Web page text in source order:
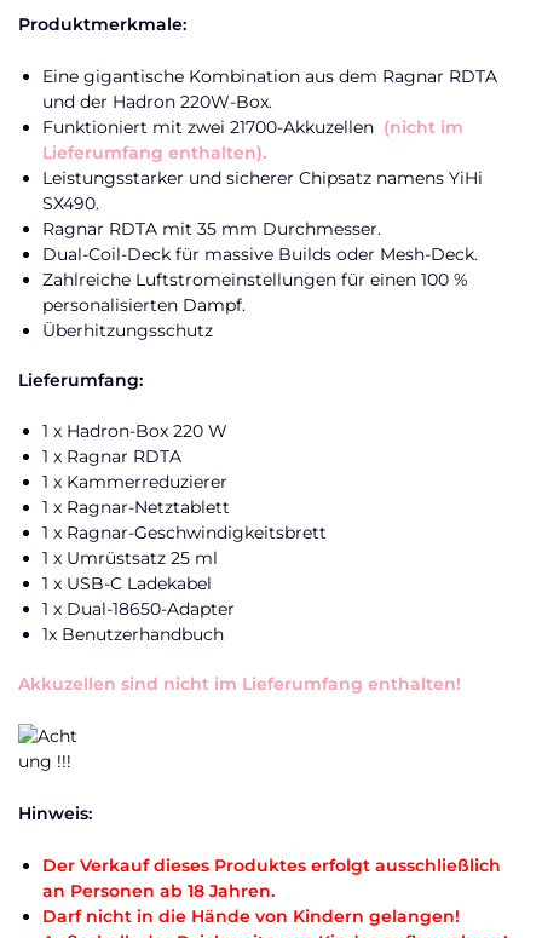
Produktmerkmale:
Eine gigantische Kombination aus dem Ragnar RDTA
und der Hadron 220W-Box.
Funktioniert mit zwei 21700-Akkuzellen (nicht im
Lieferumfang enthalten).
Leistungsstarker und sicherer Chipsatz namens YiHi
SX490.
Ragnar RDTA mit 35 mm Durchmesser.
Dual-Coil-Deck für massive Builds oder Mesh-Deck.
Zahlreiche Luftstromeinstellungen für einen 100 %
personalisierten Dampf.
Überhitzungsschutz
Lieferumfang:
1 x Hadron-Box 220 W
1 x Ragnar RDTA
1 x Kammerreduzierer
1 x Ragnar-Netztablett
1 x Ragnar-Geschwindigkeitsbrett
1 x Umrüstsatz 25 ml
1 x USB-C Ladekabel
1 x Dual-18650-Adapter
1x Benutzerhandbuch
Akkuzellen sind nicht im Lieferumfang enthalten!
Hinweis:
Der Verkauf dieses Produktes erfolgt ausschließlich
an Personen ab 18 Jahren.
Darf nicht in die Hände von Kindern gelangen!